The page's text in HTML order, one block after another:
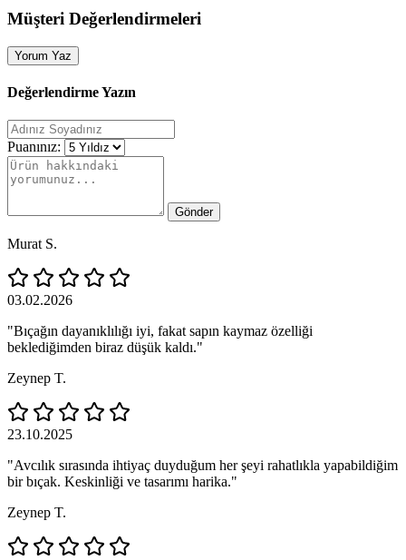
Müşteri Değerlendirmeleri
Yorum Yaz
Değerlendirme Yazın
Puanınız:
Gönder
Murat S.
03.02.2026
"Bıçağın dayanıklılığı iyi, fakat sapın kaymaz özelliği
beklediğimden biraz düşük kaldı."
Zeynep T.
23.10.2025
"Avcılık sırasında ihtiyaç duyduğum her şeyi rahatlıkla yapabildiğim
bir bıçak. Keskinliği ve tasarımı harika."
Zeynep T.